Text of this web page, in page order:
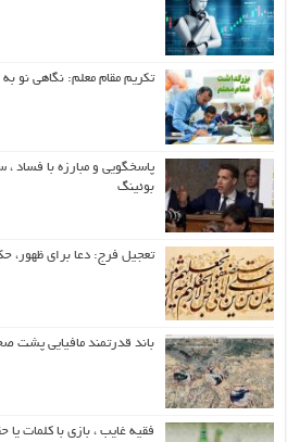
تکریم مقام معلم: نگاهی نو
پاسخگویی و مبارزه با فساد ،
بوئینگ
تعجیل فرج: دعا برای ظهور،
باند قدرتمند مافیایی پشت
فقیه غایب ، بازی با کلمات